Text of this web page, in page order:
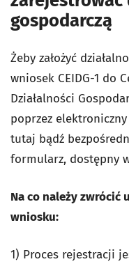
gospodarczą
Żeby założyć
wniosek CEIDG-1 do
Działalności
poprzez
tutaj bądź
formularz, dostępny
Na co należy zwrócić
wniosku:
1) Proces rejestracji